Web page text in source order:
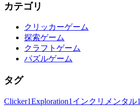
カテゴリ
クリッカーゲーム
探索ゲーム
クラフトゲーム
パズルゲーム
タグ
Clicker1Exploration1 インクリメンタル1